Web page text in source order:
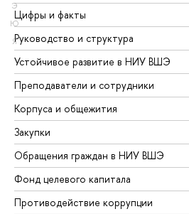
Э
Ю
Я
Цифры и факты
Руководство и структура
Устойчивое развитие в НИУ ВШЭ
Преподаватели и сотрудники
Корпуса и общежития
Закупки
Обращения граждан в НИУ ВШЭ
Фонд целевого капитала
Противодействие коррупции